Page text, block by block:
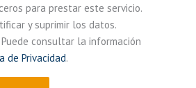
para prestar este servicio.
y suprimir los datos.
Puede consultar la información
de Privacidad.